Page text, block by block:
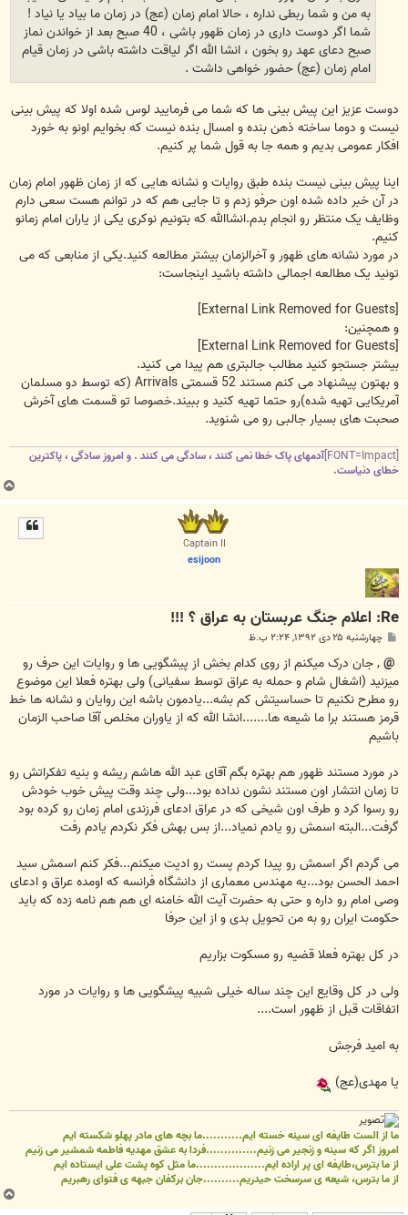
به من و شما ربطی نداره ، حالا امام زمان (عج) در زمان ما بیاد یا نیاد !
شما اگر دوست داری در زمان ظهور باشی ، 40 صبح بعد از خواندن نماز
صبح دعای عهد رو بخون ، انشا الله اگر لیاقت داشته باشی در زمان قیام
امام زمان (عج) حضور خواهی داشت .
دوست عزیز این پیش بینی ها که شما می فرمایید لوس شده اولا که پیش بینی
نیست و دوما ساخته ذهن بنده و امسال بنده نیست که بخوایم اونو به خورد
افکار عمومی بدیم و همه جا به قول شما پر کنیم.
اینا پیش بینی نیست بنده طبق روایات و نشانه هایی که از زمان ظهور امام زمان
در آن خبر داده شده اون حرفو زدم و تا جایی هم که در توانم هست سعی دارم
وظایف یک منتظر رو انجام بدم.انشاالله که بتونیم نوکری یکی از یاران امام زمانو
کنیم.
در مورد نشانه های ظهور و آخرالزمان بیشتر مطالعه کنید.یکی از منابعی که می
تونید یک مطالعه اجمالی داشته باشید اینجاست:
و همچنین:
بیشتر جستجو کنید مطالب جالبتری هم پیدا می کنید.
و بهتون پیشنهاد می کنم مستند 52 قسمتی Arrivals (که توسط دو مسلمان
آمریکایی تهیه شده)رو حتما تهیه کنید و ببیند.خصوصا تو قسمت های آخرش
صحبت های بسیار جالبی رو می شنوید.
آدمهای پاک خطا نمی کنند ، سادگی می کنند . و امروز سادگی ، پاکترین
خطای دنیاست.
ب
ا
Captain II
esijoon
Re: اعلام جنگ عربستان به عراق ؟ !!!
پ
ت
چهارشنبه ۲۵ دی ۱۳۹۲, ۲:۲۴ ب.ظ
@ , جان درک میکنم از روی کدام بخش از پیشگویی ها و روایات این حرف رو
میزنید (اشغال شام و حمله به عراق توسط سفیانی) ولی بهتره فعلا این موضوع
رو مطرح نکنیم تا حساسیتش کم بشه...یادمون باشه این روایان و نشانه ها خط
قرمز هستند برا ما شیعه ها.......انشا الله که از یاوران مخلص آقا صاحب الزمان
باشیم
در مورد مستند ظهور هم بهتره بگم آقای عبد الله هاشم ریشه و بنیه تفکراتش رو
تا زمان انتشار اون مستند نشون نداده بود...ولی چند وقت پیش خوب خودش
رو رسوا کرد و طرف اون شیخی که در عراق ادعای فرزندی امام زمان رو کرده بود
گرفت...البته اسمش رو یادم نمیاد...از بس بهش فکر نکردم یادم رفت
می گردم اگر اسمش رو پیدا کردم پست رو ادیت میکنم...فکر کنم اسمش سید
احمد الحسن بود...یه مهندس معماری از دانشگاه فرانسه که اومده عراق و ادعای
وصی امام رو داره و حتی به حضرت آیت الله خامنه ای هم هم نامه زده که باید
حکومت ایران رو به من تحویل بدی و از این حرفا
در کل بهتره فعلا قضیه رو مسکوت بزاریم
ولی در کل وقایع این چند ساله خیلی شبیه پیشگویی ها و روایات در مورد
اتفاقات قبل از ظهور است....
به امید فرجش
یا مهدی(عج)
ما از الست طایفه ای سینه خسته ایم...........ما بچه های مادر پهلو شکسته ایم
امروز اگر که سینه و زنجیر می زنیم..............فردا به عشق مهدیه فاطمه شمشیر می زنیم
از ما بترس،طایفه ای پر اراده ایم...................ما مثل کوه پشت علی ایستاده ایم
از ما بترس، شیعه ی سرسخت حیدریم..........جان برکفان جبهه ی فتوای رهبریم
ب
ا